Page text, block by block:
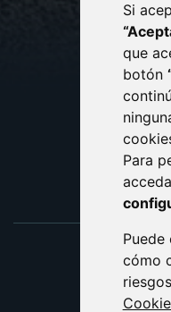
Si
que
botón
Para
Puede
cómo